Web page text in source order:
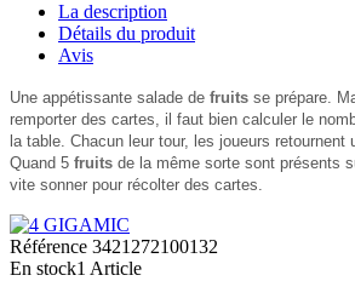
La description
Détails du produit
Avis
Une appétissante salade de fruits se prépare.
remporter des cartes, il faut bien calculer le
la table. Chacun leur tour, les joueurs retournent
Quand 5 fruits de la même sorte sont présents
vite sonner pour récolter des cartes.
Référence 3421272100132
En stock1 Article